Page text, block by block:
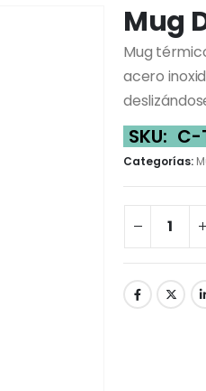
Mug
Mug
acero
SKU: C-
Categorías: